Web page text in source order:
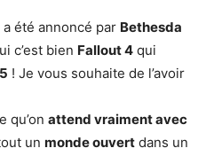
été annoncé par Bethesda
c’est bien Fallout 4 qui
! Je vous souhaite de l’avoir
qu’on attend vraiment avec
un monde ouvert dans un